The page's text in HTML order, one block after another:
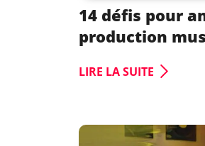
14 défis pour
production
LIRE LA SUITE